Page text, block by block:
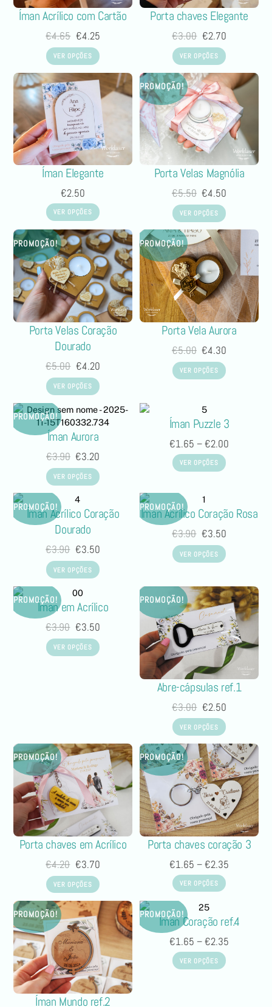
Íman Acrílico com Cartão
€4.65 €4.25
VER OPÇÕES
Porta chaves Elegante
€3.00 €2.70
VER OPÇÕES
Íman Elegante
€2.50
VER OPÇÕES
PROMOÇÃO!
Porta Velas Magnólia
€5.50 €4.50
VER OPÇÕES
PROMOÇÃO!
Porta Velas Coração
Dourado
€5.00 €4.20
VER OPÇÕES
PROMOÇÃO!
Porta Vela Aurora
€5.00 €4.30
VER OPÇÕES
PROMOÇÃO!
Íman Aurora
€3.90 €3.20
VER OPÇÕES
Íman Puzzle 3
€1.65 –€2.00
VER OPÇÕES
PROMOÇÃO!
Íman Acrílico Coração
Dourado
€3.90 €3.50
VER OPÇÕES
PROMOÇÃO!
Íman Acrílico Coração Rosa
€3.90 €3.50
VER OPÇÕES
PROMOÇÃO!Íman em Acrílico
€3.90 €3.50
VER OPÇÕES
PROMOÇÃO!
Abre-cápsulas ref.1
€3.00 €2.50
VER OPÇÕES
PROMOÇÃO!
Porta chaves em Acrílico
€4.20 €3.70
VER OPÇÕES
PROMOÇÃO!
Porta chaves coração 3
€1.65 –€2.35
VER OPÇÕES
PROMOÇÃO!
Íman Mundo ref.2
PROMOÇÃO!
Íman Coração ref.4
€1.65 –€2.35
VER OPÇÕES